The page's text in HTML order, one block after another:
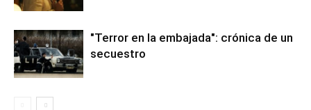
"Terror en la embajada": crónica de un
secuestro